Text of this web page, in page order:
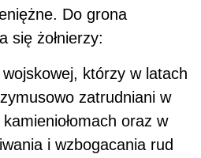
Do grona
się żołnierzy:
wojskowej, którzy w latach
zatrudniani w
oraz w
i wzbogacania rud